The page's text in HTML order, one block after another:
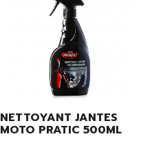
NETTOYANT JANTES
MOTO PRATIC 500ML